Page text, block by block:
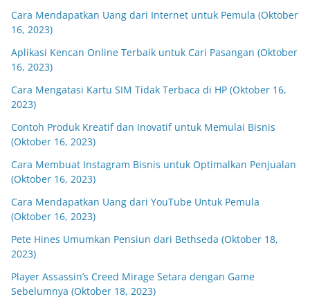
Cara Mendapatkan Uang dari Internet untuk Pemula (Oktober
16, 2023)
Aplikasi Kencan Online Terbaik untuk Cari Pasangan (Oktober
16, 2023)
Cara Mengatasi Kartu SIM Tidak Terbaca di HP (Oktober 16,
2023)
Contoh Produk Kreatif dan Inovatif untuk Memulai Bisnis
(Oktober 16, 2023)
Cara Membuat Instagram Bisnis untuk Optimalkan Penjualan
(Oktober 16, 2023)
Cara Mendapatkan Uang dari YouTube Untuk Pemula
(Oktober 16, 2023)
Pete Hines Umumkan Pensiun dari Bethseda (Oktober 18,
2023)
Player Assassin’s Creed Mirage Setara dengan Game
Sebelumnya (Oktober 18, 2023)